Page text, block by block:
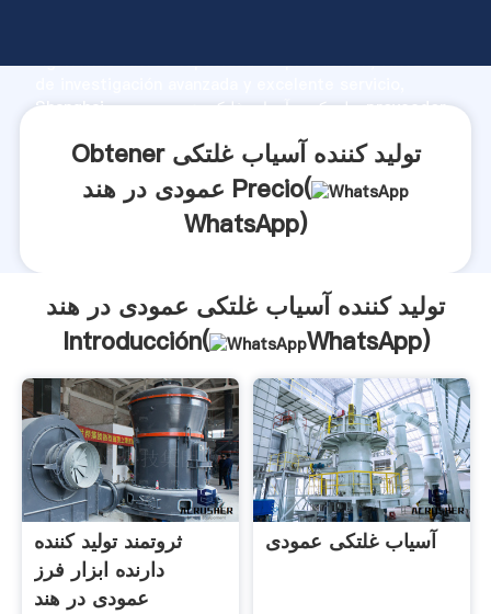
Agarrando fuerte capacidad de producción, fuerza
Shanghai تولید کننده آسیاب غلتکی عمودی در هند proveedor
Obtener تولید کننده آسیاب غلتکی
عمودی در هند Precio(
WhatsApp)
تولید کننده آسیاب غلتکی عمودی در هند
Introducción(
WhatsApp)
ثروتمند تولید کننده
دارنده ابزار فرز
عمودی در هند
آسیاب غلتکی عمودی